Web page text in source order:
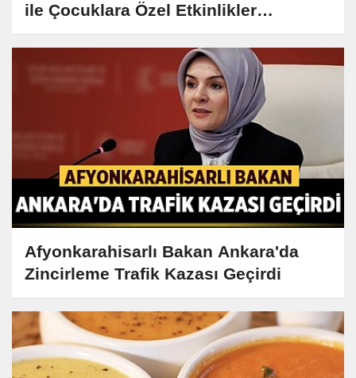
ile Çocuklara Özel Etkinlikler
Düzenleniyor
Afyonkarahisarlı Bakan Ankara'da
Zincirleme Trafik Kazası Geçirdi